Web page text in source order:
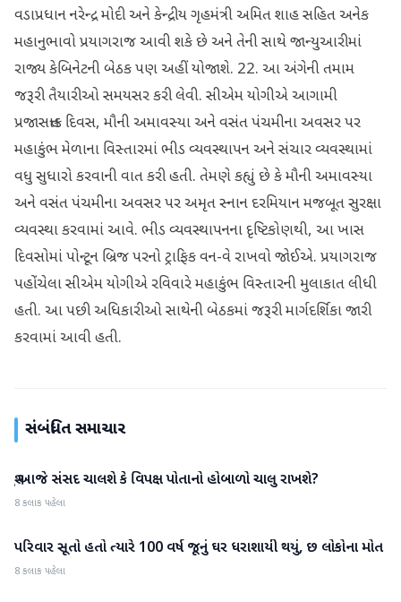
વડાપ્રધાન નરેન્દ્ર મોદી અને કેન્દ્રીય ગૃહમંત્રી અમિત શાહ સહિત અનેક
મહાનુભાવો પ્રયાગરાજ આવી શકે છે અને તેની સાથે જાન્યુઆરીમાં
રાજ્ય કેબિનેટની બેઠક પણ અહીં યોજાશે. 22. આ અંગેની તમામ
જરૂરી તૈયારીઓ સમયસર કરી લેવી. સીએમ યોગીએ આગામી
પ્રજાસત્તાક દિવસ, મૌની અમાવસ્યા અને વસંત પંચમીના અવસર પર
મહાકુંભ મેળાના વિસ્તારમાં ભીડ વ્યવસ્થાપન અને સંચાર વ્યવસ્થામાં
વધુ સુધારો કરવાની વાત કરી હતી. તેમણે કહ્યું છે કે મૌની અમાવસ્યા
અને વસંત પંચમીના અવસર પર અમૃત સ્નાન દરમિયાન મજબૂત સુરક્ષા
વ્યવસ્થા કરવામાં આવે. ભીડ વ્યવસ્થાપનના દૃષ્ટિકોણથી, આ ખાસ
દિવસોમાં પોન્ટૂન બ્રિજ પરનો ટ્રાફિક વન-વે રાખવો જોઈએ. પ્રયાગરાજ
પહોંચેલા સીએમ યોગીએ રવિવારે મહાકુંભ વિસ્તારની મુલાકાત લીધી
હતી. આ પછી અધિકારીઓ સાથેની બેઠકમાં જરૂરી માર્ગદર્શિકા જારી
કરવામાં આવી હતી.
સંબંધિત સમાચાર
રાષ્ટ્રીય
શું આજે સંસદ ચાલશે કે વિપક્ષ પોતાનો હોબાળો ચાલુ રાખશે?
8 કલાક પહેલા
રાષ્ટ્રીય
પરિવાર સૂતો હતો ત્યારે 100 વર્ષ જૂનું ઘર ધરાશાયી થયું, છ લોકોના મોત
8 કલાક પહેલા